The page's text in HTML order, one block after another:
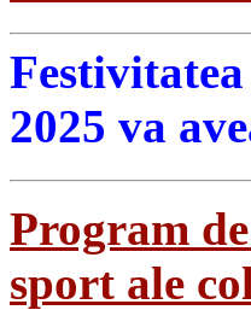
2025 va
Program
sport ale